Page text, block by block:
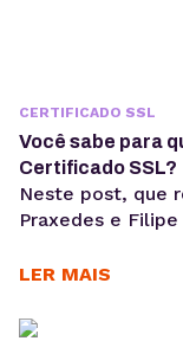
CERTIFICADO SSL
Você sabe para
Certificado SSL?
Neste post, que
Praxedes e
funcionamento,
certificação. Se
LER MAIS